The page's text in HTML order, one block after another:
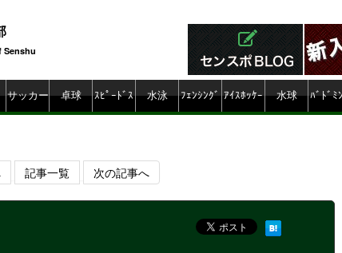
Senshu
サッカー 卓球 ｽﾋﾟｰﾄﾞｽ 水泳 ﾌｪﾝｼﾝｸﾞ ｱｲｽﾎｯｹｰ 水球 ﾊﾞﾄﾞﾐ
記事一覧 次の記事へ